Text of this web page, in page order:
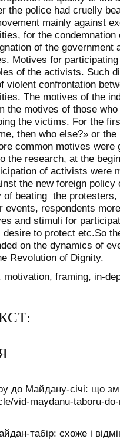
the police had cruelly
mainly against
for the
of the government
Motives for
of the activists. Such
violent confrontation
The motives of the
the motives of those
the victims. For the
then who else?» or
common motives
the research, at the
of activists were
the new foreign
of beating the
events, respondents
and stimuli for
to protect etc.So
on the dynamics of
Revolution of Dignity.
motivation, framing, in-
до Майдану-січі: що
vid-maydanu-taboru-
табір: схоже і